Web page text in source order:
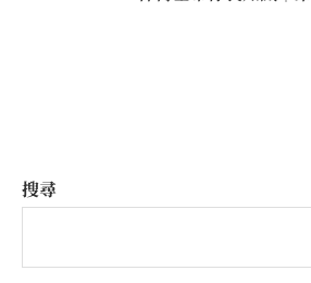
搜尋